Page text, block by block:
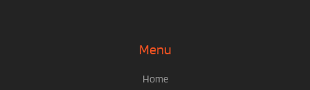
Menu
Home